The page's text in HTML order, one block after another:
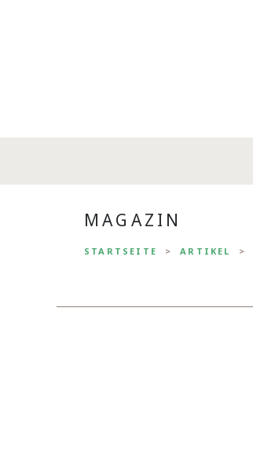
MAGAZIN
STARTSEITE ARTIKEL